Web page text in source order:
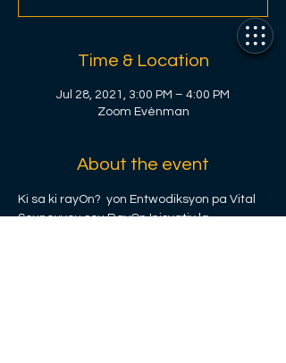
Time & Location
Jul 28, 2021, 3:00 PM – 4:00 PM
Zoom Evènman
About the event
Ki sa ki rayOn?  yon Entwodiksyon pa Vital
Sounouvou sou RayOn Inisyativ la.